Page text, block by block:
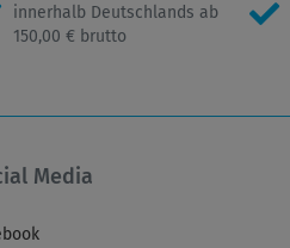
innerhalb Deutschlands ab
150,00 € brutto
Media